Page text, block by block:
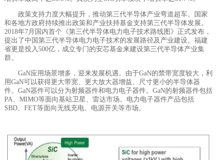
政策支持力度大幅提升，推动第三代半导体产业弯道超车。国家
和各地方政府持续推出政策和产业扶持基金支持第三代半导体发展。
2018年7月国内首个《第三代半导体电力电子技术路线图》正式发布，
提出了中国第三代半导体电力电子技术的发展路径及产业建设。福建
省更是投入500亿，成立专门的安芯基金来建设第三代半导体产业集
群。
GaN应用场景增多，迎来发展机遇。由于GaN的禁带宽度较大，利
用GaN可以获得更大带宽、更大放大器增益、尺寸更小的半导体器
件。GaN器件可以分为射频器件和电力电子器件。GaN的射频器件包括
PA、MIMO等面向基站卫星、雷达市场。电力电子器件产品包括
SBD、FET等面向无线充电、电源开关等市场。